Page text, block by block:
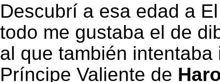
Descubrí a esa edad a
todo me gustaba el de
al que también
Príncipe Valiente de